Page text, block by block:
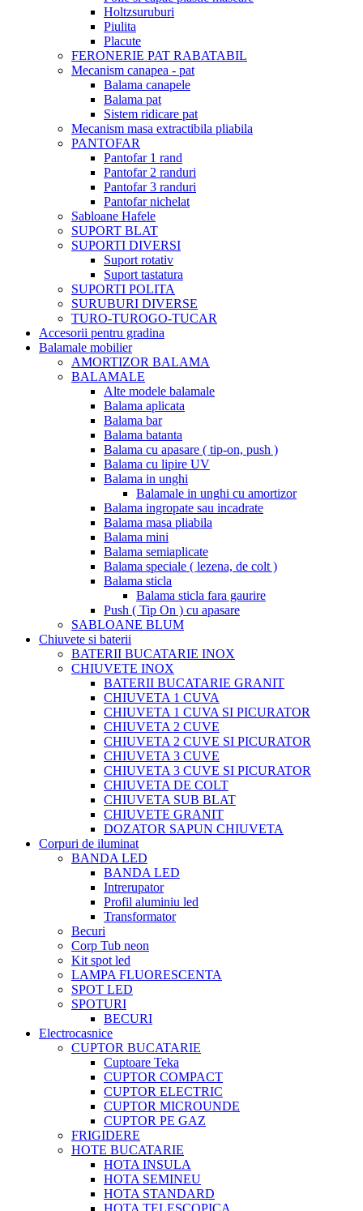
Holtzsuruburi
Piulita
Placute
FERONERIE PAT RABATABIL
Mecanism canapea - pat
Balama canapele
Balama pat
Sistem ridicare pat
Mecanism masa extractibila pliabila
PANTOFAR
Pantofar 1 rand
Pantofar 2 randuri
Pantofar 3 randuri
Pantofar nichelat
Sabloane Hafele
SUPORT BLAT
SUPORTI DIVERSI
Suport rotativ
Suport tastatura
SUPORTI POLITA
SURUBURI DIVERSE
TURO-TUROGO-TUCAR
Accesorii pentru gradina
Balamale mobilier
AMORTIZOR BALAMA
BALAMALE
Alte modele balamale
Balama aplicata
Balama bar
Balama batanta
Balama cu apasare ( tip-on, push )
Balama cu lipire UV
Balama in unghi
Balamale in unghi cu amortizor
Balama ingropate sau incadrate
Balama masa pliabila
Balama mini
Balama semiaplicate
Balama speciale ( lezena, de colt )
Balama sticla
Balama sticla fara gaurire
Push ( Tip On ) cu apasare
SABLOANE BLUM
Chiuvete si baterii
BATERII BUCATARIE INOX
CHIUVETE INOX
BATERII BUCATARIE GRANIT
CHIUVETA 1 CUVA
CHIUVETA 1 CUVA SI PICURATOR
CHIUVETA 2 CUVE
CHIUVETA 2 CUVE SI PICURATOR
CHIUVETA 3 CUVE
CHIUVETA 3 CUVE SI PICURATOR
CHIUVETA DE COLT
CHIUVETA SUB BLAT
CHIUVETE GRANIT
DOZATOR SAPUN CHIUVETA
Corpuri de iluminat
BANDA LED
BANDA LED
Intrerupator
Profil aluminiu led
Transformator
Becuri
Corp Tub neon
Kit spot led
LAMPA FLUORESCENTA
SPOT LED
SPOTURI
BECURI
Electrocasnice
CUPTOR BUCATARIE
Cuptoare Teka
CUPTOR COMPACT
CUPTOR ELECTRIC
CUPTOR MICROUNDE
CUPTOR PE GAZ
FRIGIDERE
HOTE BUCATARIE
HOTA INSULA
HOTA SEMINEU
HOTA STANDARD
HOTA TELESCOPICA